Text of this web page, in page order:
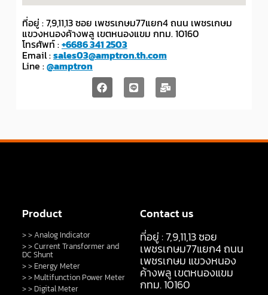
ที่อยู่ : 7,9,11,13 ซอย เพชรเกษม77แยก4 ถนน เพชรเกษม
แขวงหนองค้างพลู เขตหนองแขม กทม. 10160
โทรศัพท์ :+6686 341 2503
Email :sales03@amptron.th.com
Line :@amptron
Product
> > Analog Indicator
> > Current Transformer and
DC Shunt
> > Energy Meter
> > Multifunction Power Meter
> > Digital Meter
Contact us
ที่อยู่ : 7,9,11,13 ซอย
เพชรเกษม77แยก4 ถนน
เพชรเกษม แขวงหนอง
ค้างพลู เขตหนองแขม
กทม. 10160